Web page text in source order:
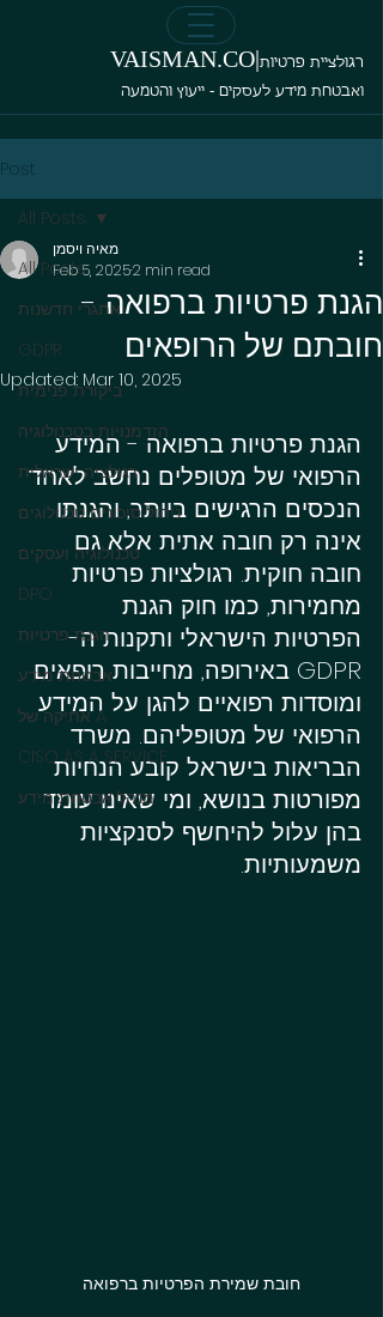
VAISMAN.CO|רגולציית פרטיות
ואבטחת מידע לעסקים - ייעוץ והטמעה
Post
All Posts
אתגרי חדשנות
GDPR
ביקורת פנימית
הזדמנויות בטכנולוגיה
רגולציה ישראלית
ניהול סיכונים טכנולוגים
טכנולוגיה ועסקים
DPO
הגנת פרטיות
אבטחת מידע
אתיקה של A
CISO AS A SERVICE
מנהל אבטחת מידע
All Posts
הגנת פרטיות ברפואה -
חובתם של הרופאים
מאיה ויסמן
Feb 5, 20252 min read
Updated: Mar 10, 2025
הגנת פרטיות ברפואה - המידע
הרפואי של מטופלים נחשב לאחד
הנכסים הרגישים ביותר, והגנתו
אינה רק חובה אתית אלא גם
חובה חוקית. רגולציות פרטיות
מחמירות, כמו חוק הגנת
הפרטיות הישראלי ותקנות ה-
GDPR באירופה, מחייבות רופאים
ומוסדות רפואיים להגן על המידע
הרפואי של מטופליהם. משרד
הבריאות בישראל קובע הנחיות
מפורטות בנושא, ומי שאינו עומד
בהן עלול להיחשף לסנקציות
משמעותיות.
חובת שמירת הפרטיות ברפואה